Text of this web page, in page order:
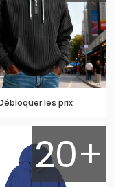
les prix
20+